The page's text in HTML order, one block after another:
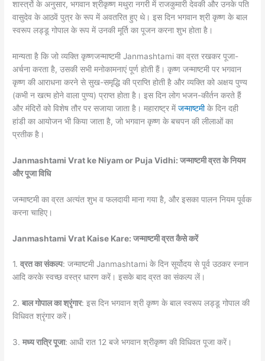
शास्त्रों के अनुसार, भगवान श्रीकृष्ण मथुरा नगरी में राजकुमारी देवकी और उनके पति
वासुदेव के आठवें पुत्र के रूप में अवतरित हुए थे। इस दिन भगवान श्री कृष्ण के बाल
स्वरूप लड्डू गोपाल के रूप में उनकी मूर्ति का पूजन करना शुभ होता है।
मान्यता है कि जो व्यक्ति कृष्णजन्माष्टमी Janmashtami का व्रत रखकर पूजा-
अर्चना करता है, उसकी सभी मनोकामनाएं पूर्ण होती हैं। कृष्ण जन्माष्टमी पर भगवान
कृष्ण की आराधना करने से सुख-समृद्धि की प्राप्ति होती है और व्यक्ति को अक्षय पुण्य
(कभी न खत्म होने वाला पुण्य) प्राप्त होता है। इस दिन लोग भजन-कीर्तन करते हैं
और मंदिरों को विशेष तौर पर सजाया जाता है। महाराष्ट्र मेंजन्माष्टमीके दिन दही
हांडी का आयोजन भी किया जाता है, जो भगवान कृष्ण के बचपन की लीलाओं का
प्रतीक है।
Janmashtami Vrat ke Niyam or Puja Vidhi: जन्माष्टमी व्रत के नियम
और पूजा विधि
जन्माष्टमी का व्रत अत्यंत शुभ व फलदायी माना गया है, और इसका पालन नियम पूर्वक
करना चाहिए।
Janmashtami Vrat Kaise Kare: जन्माष्टमी व्रत कैसे करें
1.व्रत का संकल्प: जन्माष्टमी Janmashtami के दिन सूर्योदय से पूर्व उठकर स्नान
आदि करके स्वच्छ वस्त्र धारण करें। इसके बाद व्रत का संकल्प लें।
2.बाल गोपाल का श्रृंगार: इस दिन भगवान श्री कृष्ण के बाल स्वरूप लड्डू गोपाल की
विधिवत श्रृंगार करें।
3.मध्य रात्रि पूजा: आधी रात 12 बजे भगवान श्रीकृष्ण की विधिवत पूजा करें।